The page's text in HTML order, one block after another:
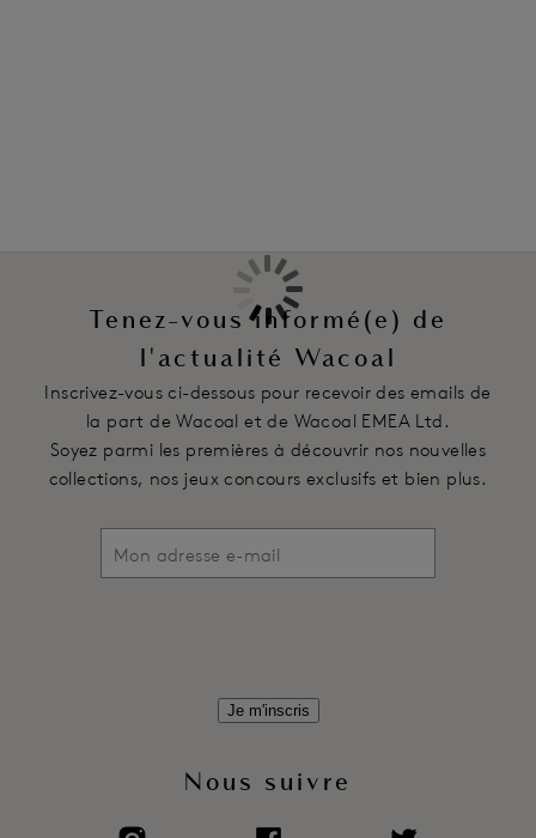
un enfilage/déshabillage facile
Bretelles amovibles entièrement réglables
Côtés doublés de coton et agrafage à boutons-pression pour
un meilleur ajustement
Code produit : WA801219263
Tenez-vous informé(e) de
l'actualité Wacoal
Inscrivez-vous ci-dessous pour recevoir des emails de
la part de Wacoal et de Wacoal EMEA Ltd.
Soyez parmi les premières à découvrir nos nouvelles
collections, nos jeux concours exclusifs et bien plus.
Je m'inscris
Nous suivre